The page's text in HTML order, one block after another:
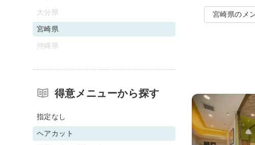
宮崎県のメ
大分県
宮崎県
沖縄県
得意メニューから探す
指定なし
ヘアカット